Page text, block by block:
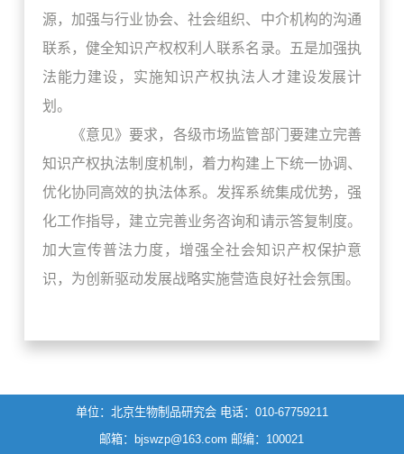
源，加强与行业协会、社会组织、中介机构的沟通
联系，健全知识产权权利人联系名录。五是加强执
法能力建设，实施知识产权执法人才建设发展计
划。
《意见》要求，各级市场监管部门要建立完善
知识产权执法制度机制，着力构建上下统一协调、
优化协同高效的执法体系。发挥系统集成优势，强
化工作指导，建立完善业务咨询和请示答复制度。
加大宣传普法力度，增强全社会知识产权保护意
识，为创新驱动发展战略实施营造良好社会氛围。
单位：北京生物制品研究会 电话：010-67759211
邮箱：bjswzp@163.com 邮编：100021